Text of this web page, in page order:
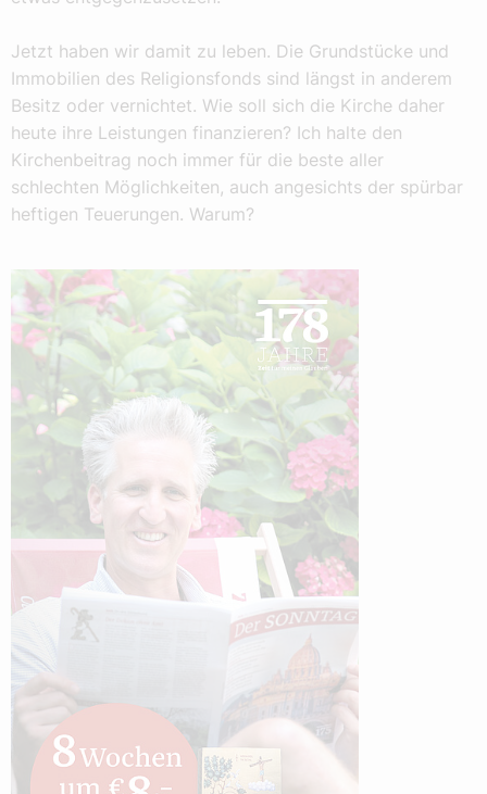
Jetzt haben wir damit zu leben. Die Grundstücke und
Immobilien des Religionsfonds sind längst in anderem
Besitz oder vernichtet. Wie soll sich die Kirche daher
heute ihre Leistungen finanzieren? Ich halte den
Kirchenbeitrag noch immer für die beste aller
schlechten Möglichkeiten, auch angesichts der spürbar
heftigen Teuerungen. Warum?